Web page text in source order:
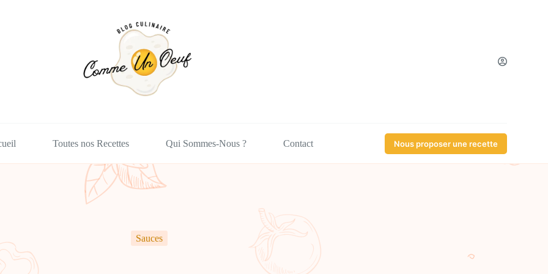
Toutes nos Recettes Qui Sommes-Nous ? Contact Nous proposer une recette
Sauces